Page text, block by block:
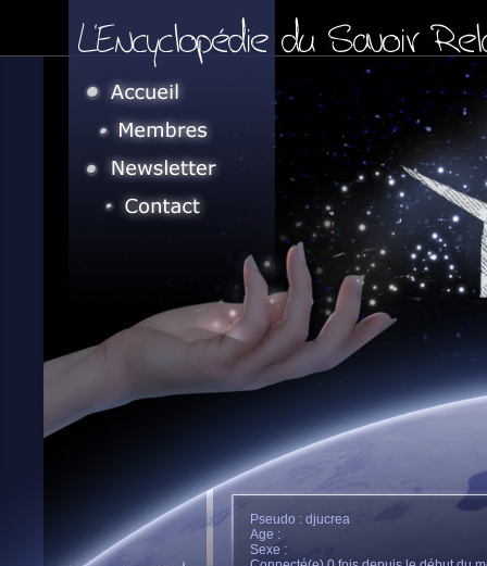
Pseudo : djucrea
Age :
Sexe :